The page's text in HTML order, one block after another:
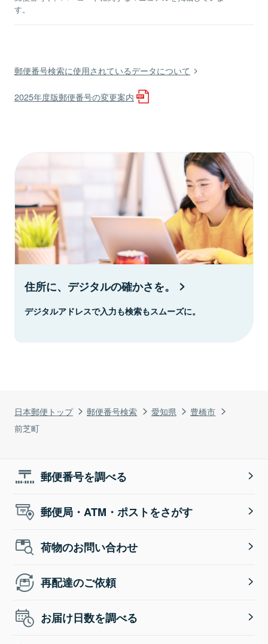
日本郵便トップ 郵便番号検索 愛知県
豊橋市
前芝町
す。
郵便番号検索に使用されているデータについて
2025年度版郵便番号の変更案内
住所に、デジタルの確かさを。
デジタルアドレスで入力も検索もスムーズに。
郵便番号を調べる
郵便局・ATM・ポストをさがす
荷物のお問い合わせ
再配達のご依頼
お届け日数を調べる